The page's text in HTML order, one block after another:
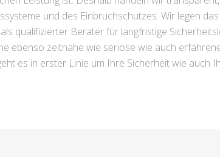
und des Einbruchschutzes. Wir legen
qualifizierter Berater für langfristige
ebenso zeitnahe wie seriöse wie auch
es in erster Linie um Ihre Sicherheit wie auch